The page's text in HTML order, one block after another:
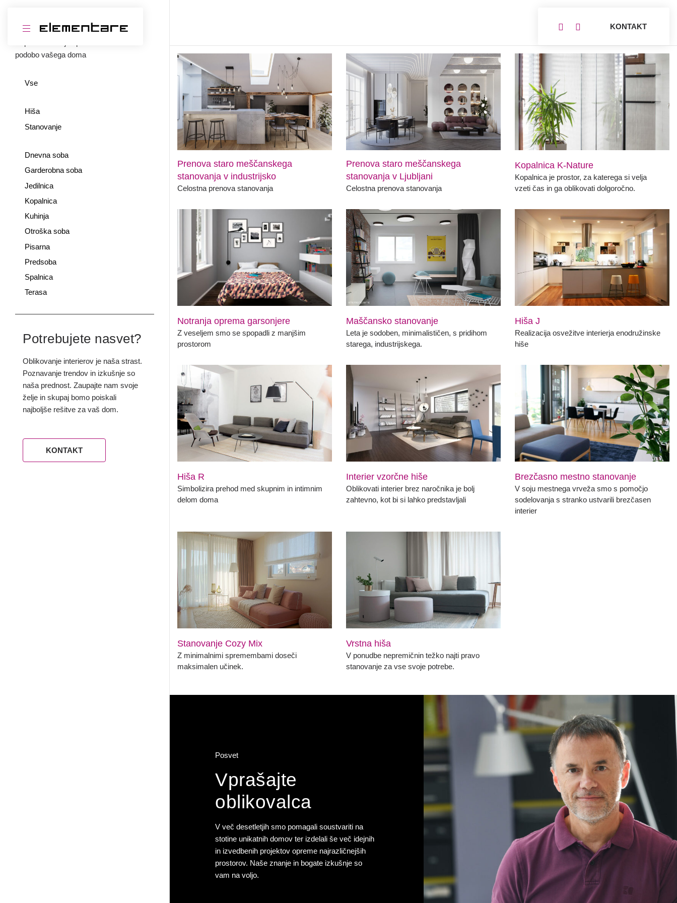
KONTAKT
Razvrsti
podobo vašega doma
Vse
Hiša
Stanovanje
Dnevna soba
Garderobna soba
Jedilnica
Kopalnica
Kuhinja
Otroška soba
Pisarna
Predsoba
Spalnica
Terasa
Potrebujete nasvet?
Oblikovanje interierov je naša strast.
Poznavanje trendov in izkušnje so
naša prednost. Zaupajte nam svoje
želje in skupaj bomo poiskali
najboljše rešitve za vaš dom.
KONTAKT
Prenova staro meščanskega
stanovanja v industrijsko
Celostna prenova stanovanja
Prenova staro meščanskega
stanovanja v Ljubljani
Celostna prenova stanovanja
Kopalnica K-Nature
Kopalnica je prostor, za katerega si velja
vzeti čas in ga oblikovati dolgoročno.
Notranja oprema garsonjere
Z veseljem smo se spopadli z manjšim
prostorom
Maščansko stanovanje
Leta je sodoben, minimalističen, s pridihom
starega, industrijskega.
Hiša J
Realizacija osvežitve interierja enodružinske
hiše
Hiša R
Simbolizira prehod med skupnim in intimnim
delom doma
Interier vzorčne hiše
Oblikovati interier brez naročnika je bolj
zahtevno, kot bi si lahko predstavljali
Brezčasno mestno stanovanje
V soju mestnega vrveža smo s pomočjo
sodelovanja s stranko ustvarili brezčasen
interier
Stanovanje Cozy Mix
Z minimalnimi spremembami doseči
maksimalen učinek.
Vrstna hiša
V ponudbe nepremičnin težko najti pravo
stanovanje za vse svoje potrebe.
Posvet
Vprašajte
oblikovalca
V več desetletjih smo pomagali soustvariti na
stotine unikatnih domov ter izdelali še več idejnih
in izvedbenih projektov opreme najrazličnejših
prostorov. Naše znanje in bogate izkušnje so
vam na voljo.